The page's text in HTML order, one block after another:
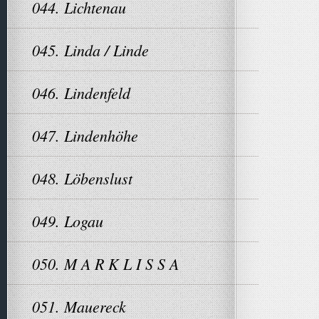
044. Lichtenau
045. Linda / Linde
046. Lindenfeld
047. Lindenhöhe
048. Löbenslust
049. Logau
050. M A R K L I S S A
051. Mauereck